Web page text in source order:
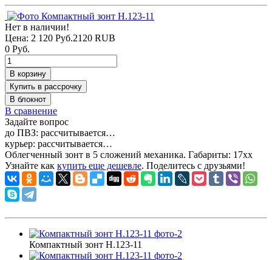
Нет в наличии!
Цена: 2 120 Руб.2120 RUB
0 Руб.
В корзину
Купить в рассрочку
В блокнот
В сравнение
Задайте вопрос
до ПВЗ: рассчитывается…
курьер: рассчитывается…
Облегченный зонт в 5 сложений механика. Габариты: 17xx
Узнайте как купить еще дешевле. Поделитесь с друзьями!
Компактный зонт H.123-11